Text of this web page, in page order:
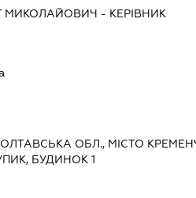
МИКОЛАЙОВИЧ - КЕРІВНИК
ОБЛ., МІСТО
БУДИНОК 1